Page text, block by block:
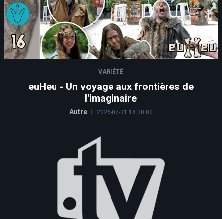
VARIÉTÉ
euHeu - Un voyage aux frontières de
l'imaginaire
Autre 2026-07-31 18:00:00